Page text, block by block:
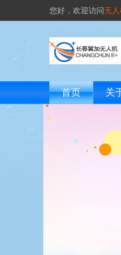
您好， 欢迎访问无
首页 关